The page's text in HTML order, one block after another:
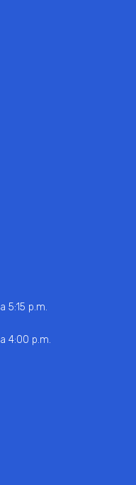
5:15 p.m.
4:00 p.m.